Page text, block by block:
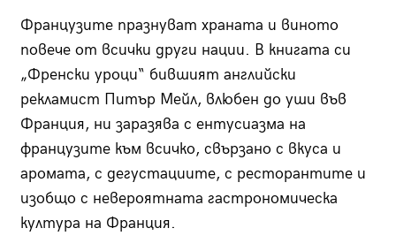
Французите празнуват храната и виното
повече от всички други нации. В книгата си
„Френски уроци“ бившият английски
рекламист Питър Мейл, влюбен до уши във
Франция, ни заразява с ентусиазма на
французите към всичко, свързано с вкуса и
аромата, с дегустациите, с ресторантите и
изобщо с невероятната гастрономическа
култура на Франция.